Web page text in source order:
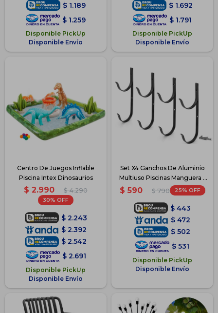
$ 1.189
$ 1.259
Disponible PickUp
Disponible Envío
$ 1.692
$ 1.791
Disponible PickUp
Disponible Envío
Centro De Juegos Inflable
Piscina Intex Dinosaurios
$ 2.990 $ 4.290
30
$ 2.243
$ 2.392
$ 2.542
$ 2.691
Disponible PickUp
Disponible Envío
Set X4 Ganchos De Aluminio
Multiuso Piscinas Manguera -
Negro
$ 590 $ 790 25
$ 443
$ 472
$ 502
$ 531
Disponible PickUp
Disponible Envío